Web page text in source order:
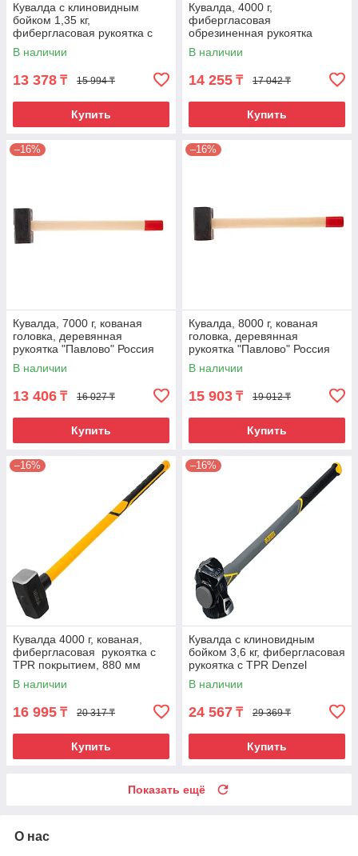
Кувалда с клиновидным
бойком 1,35 кг,
фибергласовая рукоятка c
TPR Denzel
В наличии
13 378 ₸ 15 994 ₸
Купить
Кувалда, 4000 г,
фибергласовая
обрезиненная рукоятка
Matrix Master
В наличии
14 255 ₸ 17 042 ₸
Купить
–16%
Кувалда, 7000 г, кованая
головка, деревянная
рукоятка "Павлово" Россия
В наличии
13 406 ₸ 16 027 ₸
Купить
–16%
Кувалда, 8000 г, кованая
головка, деревянная
рукоятка "Павлово" Россия
В наличии
15 903 ₸ 19 012 ₸
Купить
–16%
Кувалда 4000 г, кованая,
фибергласовая рукоятка c
TPR покрытием, 880 мм
Denzel
В наличии
16 995 ₸ 20 317 ₸
Купить
–16%
Кувалда с клиновидным
бойком 3,6 кг, фибергласовая
рукоятка c TPR Denzel
В наличии
24 567 ₸ 29 369 ₸
Купить
Показать ещё
О нас